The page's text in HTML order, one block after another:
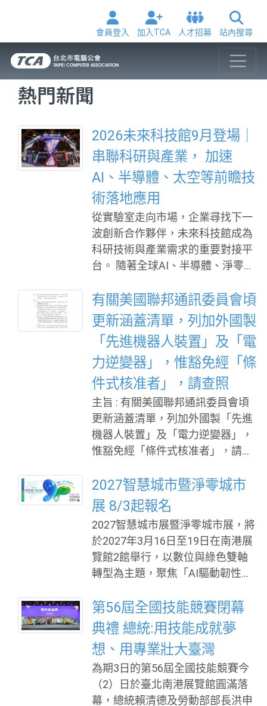
會員登入 加入TCA 人才招募 站內搜尋
熱門新聞
2026未來科技館9月登場｜
串聯科研與產業， 加速
AI、半導體、太空等前瞻技
術落地應用
從實驗室走向市場，企業尋找下一
波創新合作夥伴，未來科技館成為
科研技術與產業需求的重要對接平
台。 隨著全球AI、半導體、淨零科
的不再只是技術升級，而是如何更
快速找到具備應用潛力的創新技術
與合作夥伴。由國家科學及技術委
員會攜手中央研究院、教育部、衛
生福利部及運動部共同主辦的「未
來科技館」，將於9月17日至19日
在臺北世貿一館「2026臺灣創新技
術博覽會」登場，集結全台學研機
構、法人單位及政府科研成果，打
造國內最具規模的科研技術展示與
產業交流平台。 未來科技館以「科
研成果產業化」為核心定位，不僅
展示前瞻技術，更希望協助企業快
速找到可合作、可驗證、可落地的
科研成果。展覽期間除技術展示
外，也將透過技術交流、媒合服務
及跨域合作，促進企業與研究團隊
建立共同研發、PoC驗證及技術授
技館親身體驗。
有關美國聯邦通訊委員會頃
更新涵蓋清單，列加外國製
「先進機器人裝置」及「電
力逆變器」，惟豁免經「條
件式核准者」，請查照
主旨 : 有關美國聯邦通訊委員會頃
更新涵蓋清單，列加外國製「先進
機器人裝置」及「電力逆變器」，
惟豁免經「條件式核准者」，請查
駐美國代表處經濟組115年7月29日
經美字第1150000863號函辦理。
美國聯邦通訊委員會（FCC）於本
(115)年7月28日發布事實文件與公
告，宣布將外國製造之「先進機器
人裝置」（advanced robotic devic
es）及連網「電力逆變器」（pow
（Covered List），惟豁免經戰爭
部（DoW）或國土安全部（DHS）
「條件式核准」（Conditional Appr
oval）者，摘要如下： FCC表示，
該項措施係依據行政部門跨部會國
安決定，認定相關外國製產品對美
2027智慧城市暨淨零城市
展 8/3起報名
2027智慧城市展暨淨零城市展，將
於2027年3月16日至19日在南港展
覽館2館舉行，以數位與綠色雙軸
轉型為主題，聚焦「AI驅動韌性永
應用與淨零科技最新發展成果，並
自8月3日起正式受理參展報名，早
鳥優惠至10月30日截止。 作為全
球具代表性的智慧城市專業展會，
智慧城市展（SCSE）與淨零城市展
已成為全球城市治理、AI應用及淨
零轉型的重要交流平台。2026年展
第56屆全國技能競賽閉幕
典禮 總統:用技能成就夢
想、用專業壯大臺灣
為期3日的第56屆全國技能競賽今
（2）日於臺北南港展覽館圓滿落
幕，總統賴清德及勞動部部長洪申